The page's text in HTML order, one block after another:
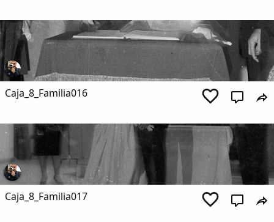
Caja_8_Familia016
Caja_8_Familia017
Copiar enlace